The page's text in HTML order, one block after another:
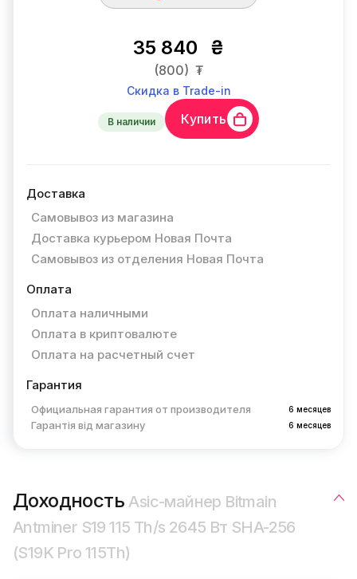
35 840 ₴
(800) ₮
Скидка в Trade-in
В наличии Купить
Доставка
Самовывоз из магазина
Доставка курьером Новая Почта
Самовывоз из отделения Новая Почта
Оплата
Оплата наличными
Оплата в криптовалюте
Оплата на расчетный счет
Гарантия
Официальная гарантия от производителя 6 месяцев
Гарантія від магазину 6 месяцев
ДоходностьAsic-майнер Bitmain
Antminer S19 115 Th/s 2645 Вт SHA-256
(S19K Pro 115Th)